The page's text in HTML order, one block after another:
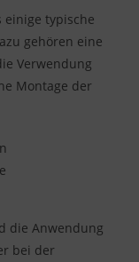
einige typische
gehören eine
Verwendung
Montage der
die Anwendung
bei der